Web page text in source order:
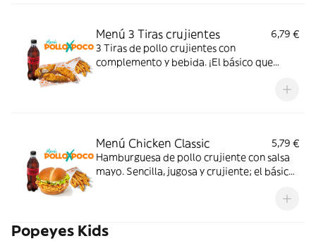
Menú 3 Tiras crujientes
6,79 €
3 Tiras de pollo crujientes con
complemento y bebida. ¡El básico que
Menú Chicken Classic
5,79 €
Hamburguesa de pollo crujiente con salsa
mayo. Sencilla, jugosa y crujiente; el básico
Popeyes Kids